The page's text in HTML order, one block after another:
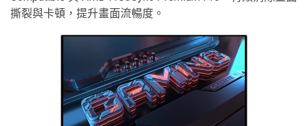
撕裂與卡頓，提升畫面流暢度。